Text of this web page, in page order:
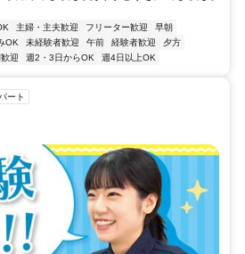
主婦・主夫歓迎 フリーター歓迎
早朝
OK 未経験者歓迎 午前 経験者歓迎
夕方
迎 週2・3日からOK 週4日以上OK
ート